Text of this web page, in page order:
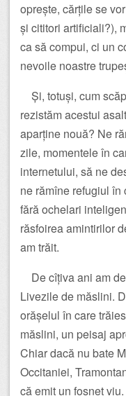
oprește, cărțile se
și cititori artificiali?),
ca să compui, ci un
nevoile noastre
Și, totuși, cum
rezistăm acestui
aparține nouă? Ne
zile, momentele în
internetului, să ne
ne rămîne refugiul în
fără ochelari
răsfoirea amintirilor
am trăit.
De cîțiva ani am
Livezile de măslini.
orășelul în care
măslini, un peisaj
Chiar dacă nu bate
Occitaniei,
că emit un foșnet